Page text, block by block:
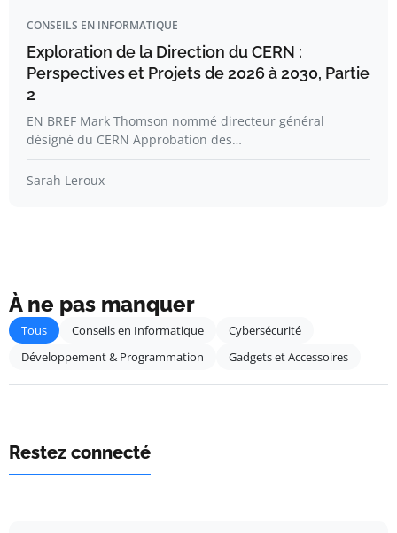
CONSEILS EN INFORMATIQUE
Exploration de la Direction du CERN :
Perspectives et Projets de 2026 à 2030, Partie
2
EN BREF Mark Thomson nommé directeur général
désigné du CERN Approbation des…
Sarah Leroux
À ne pas manquer
Tous Conseils en Informatique
Cybersécurité
Développement & Programmation
Gadgets et Accessoires
Restez connecté